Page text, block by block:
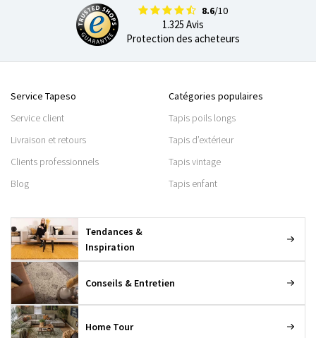
8.6/10
1.325 Avis
Protection des acheteurs
Service Tapeso
Service client
Livraison et retours
Clients professionnels
Blog
Catégories populaires
Tapis poils longs
Tapis d’extérieur
Tapis vintage
Tapis enfant
Tendances &
Inspiration
Conseils & Entretien
Home Tour